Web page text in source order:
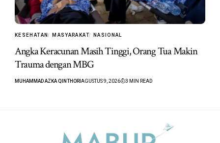
KESEHATAN MASYARAKAT NASIONAL
Angka Keracunan Masih Tinggi, Orang Tua Makin
Trauma dengan MBG
MUHAMMAD AZKA QINTHORI AGUSTUS 9, 2026 3 MIN READ